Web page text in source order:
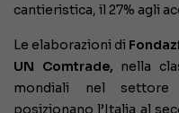
cantieristica, il 27% agli
Le elaborazioni di
UN Comtrade, nella
mondiali nel settore
posizionano l’Italia al